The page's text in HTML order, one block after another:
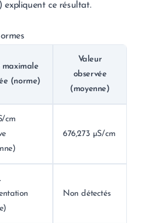
expliquent ce résultat.
maximale
(norme)
Valeur
observée
(moyenne)
cm
676,273 µS/cm
Non détectés